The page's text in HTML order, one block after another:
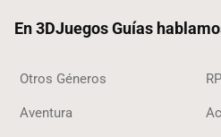
En 3DJuegos Guías
Otros Géneros
Aventura